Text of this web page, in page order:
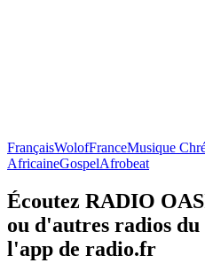
FrançaisWolofFranceMusique
AfricaineGospelAfrobeat
Écoutez RADIO
ou d'autres radios
l'app de radio.fr